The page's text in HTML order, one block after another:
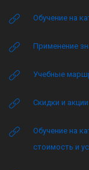
Обучение на
Применение
Учебные
Скидки и
Обучение на
стоимость и